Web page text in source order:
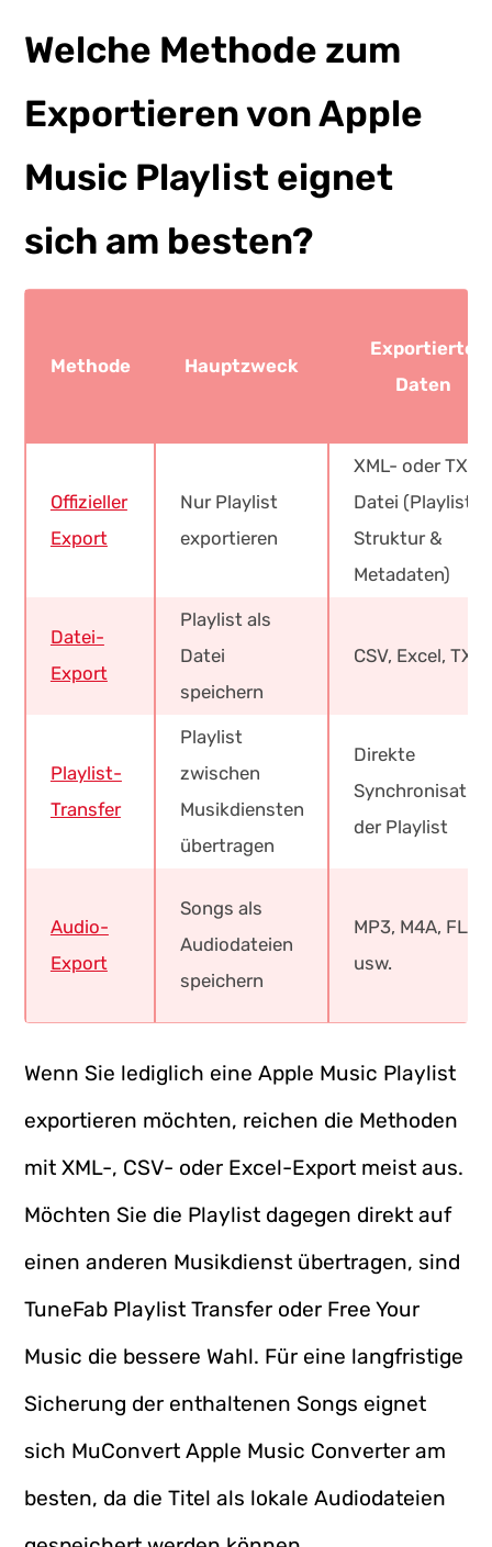
Welche Methode zum
Exportieren von Apple
Music Playlist eignet
sich am besten?
Methode Hauptzweck
Exportierte
Daten
Offizieller
Export
Nur Playlist
exportieren
XML- oder TXT-
Datei (Playlist-
Struktur &
Metadaten)
Datei-
Export
Playlist als
Datei
speichern
CSV, Excel, TXT
Playlist-
Transfer
Playlist
zwischen
Musikdiensten
übertragen
Direkte
Synchronisation
der Playlist
Audio-
Export
Songs als
Audiodateien
speichern
MP3, M4A, FLAC
usw.
Wenn Sie lediglich eine Apple Music Playlist
exportieren möchten, reichen die Methoden
mit XML-, CSV- oder Excel-Export meist aus.
Möchten Sie die Playlist dagegen direkt auf
einen anderen Musikdienst übertragen, sind
TuneFab Playlist Transfer oder Free Your
Music die bessere Wahl. Für eine langfristige
Sicherung der enthaltenen Songs eignet
sich MuConvert Apple Music Converter am
besten, da die Titel als lokale Audiodateien